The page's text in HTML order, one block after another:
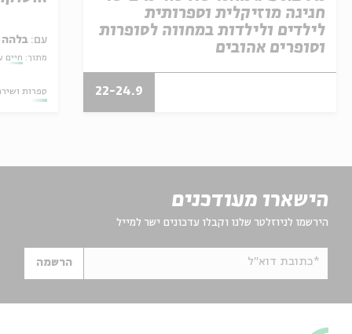
חגיגה מוזיקלית וספרותית
לילדים ולילדות במחווה לסופרות
וסופרים אהובים
22-24.9
עם: בלהה
מתוך: חיים
ספרות
הישארו מעודכנים
הירשמו לניוזלטר שלנו וקבלו עדכונים ישר למייל
*כתובת דוא"ל הרשמה